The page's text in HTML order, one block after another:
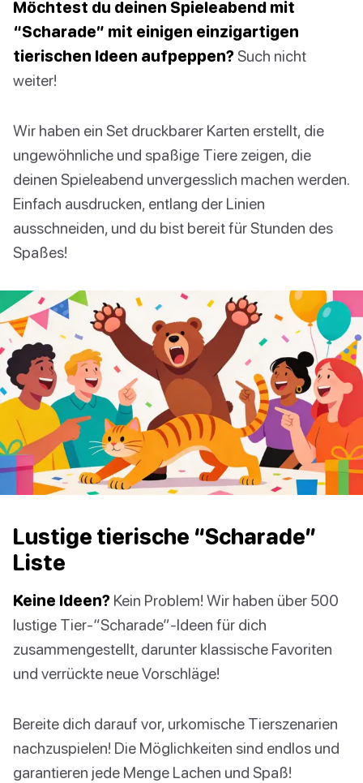
Möchtest du deinen Spieleabend mit
“Scharade” mit einigen einzigartigen
tierischen Ideen aufpeppen? Such nicht
weiter!
Wir haben ein Set druckbarer Karten erstellt, die
ungewöhnliche und spaßige Tiere zeigen, die
deinen Spieleabend unvergesslich machen werden.
Einfach ausdrucken, entlang der Linien
ausschneiden, und du bist bereit für Stunden des
Spaßes!
Lustige tierische “Scharade”
Liste
Keine Ideen? Kein Problem! Wir haben über 500
lustige Tier-“Scharade”-Ideen für dich
zusammengestellt, darunter klassische Favoriten
und verrückte neue Vorschläge!
Bereite dich darauf vor, urkomische Tierszenarien
nachzuspielen! Die Möglichkeiten sind endlos und
garantieren jede Menge Lachen und Spaß!